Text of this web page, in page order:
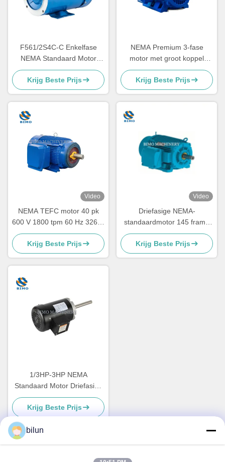
F561/2S4C-C Enkelfase
NEMA Standaard Motor
1/2PK 4P NEMA 56C Motor
Voor Buiten
Krijg Beste Prijs
NEMA Premium 3-fase
motor met groot koppel
460V 575V 230V 60Hz
300HP-400HP
wisselstroominductiemotor
Krijg Beste Prijs
Video
NEMA TEFC motor 40 pk
600 V 1800 tpm 60 Hz 326-T
elektrische
wisselstroommotor 3 fase
Krijg Beste Prijs
Video
Driefasige NEMA-
standaardmotor 145 frame
gewalste staal-
boerderijmotor
Krijg Beste Prijs
1/3HP-3HP NEMA
Standaard Motor Driefasige
straalpompmotor CSA / CUS
Gecertificeerd
Krijg Beste Prijs
bilun